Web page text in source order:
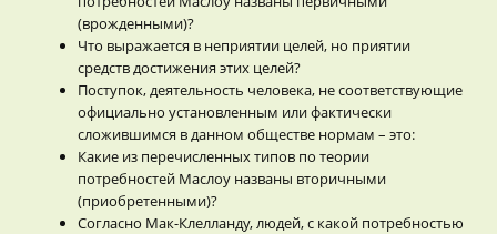
(врожденными)?
Что выражается в неприятии целей, но приятии
средств достижения этих целей?
Поступок, деятельность человека, не соответствующие
официально установленным или фактически
сложившимся в данном обществе нормам – это:
Какие из перечисленных типов по теории
потребностей Маслоу названы вторичными
(приобретенными)?
Согласно Мак-Клелланду, людей, с какой потребностью